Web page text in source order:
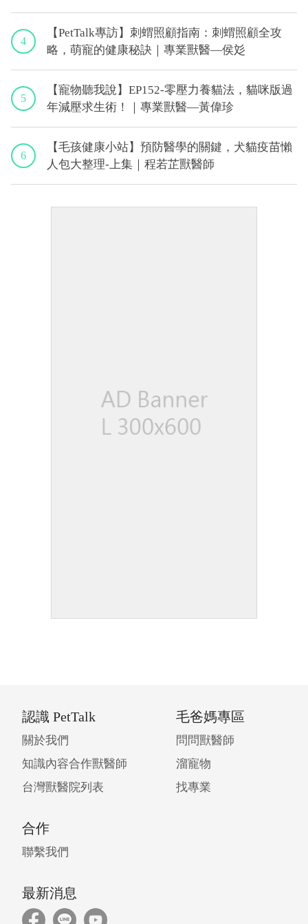
4
【PetTalk專訪】刺蝟照顧指南：刺蝟照顧全攻
略，萌寵的健康秘訣｜專業獸醫—侯彣
5
【寵物聽我說】EP152-零壓力養貓法，貓咪版過
年減壓求生術！｜專業獸醫—黃偉珍
6
【毛孩健康小站】預防醫學的關鍵，犬貓疫苗懶
人包大整理-上集｜程若芷獸醫師
認識 PetTalk
關於我們
知識內容合作獸醫師
台灣獸醫院列表
毛爸媽專區
問問獸醫師
溜寵物
找專業
合作
聯繫我們
最新消息